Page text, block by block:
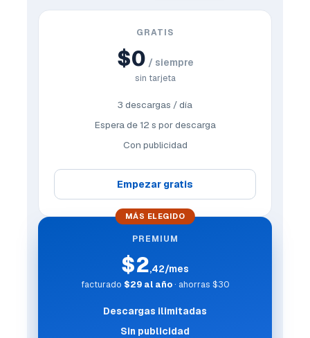
GRATIS
$0 / siempre
sin tarjeta
3 descargas / día
Espera de 12 s por descarga
Con publicidad
Empezar gratis
MÁS ELEGIDO
PREMIUM
$2,42/mes
facturado $29 al año· ahorras $30
Descargas ilimitadas
Sin publicidad